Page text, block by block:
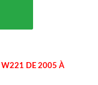
W221 DE 2005 À